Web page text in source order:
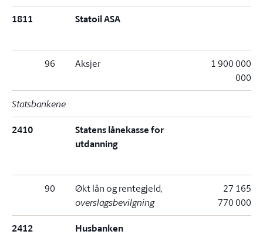
1811 Statoil ASA
96 Aksjer
1 900 000
000
Statsbankene
2410
Statens lånekasse for
utdanning
90 Økt lån og rentegjeld,
overslagsbevilgning
27 165
770 000
2412 Husbanken